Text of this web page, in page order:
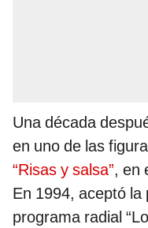
Una década
en uno de las
“Risas y salsa”, en
En 1994, aceptó
programa radial